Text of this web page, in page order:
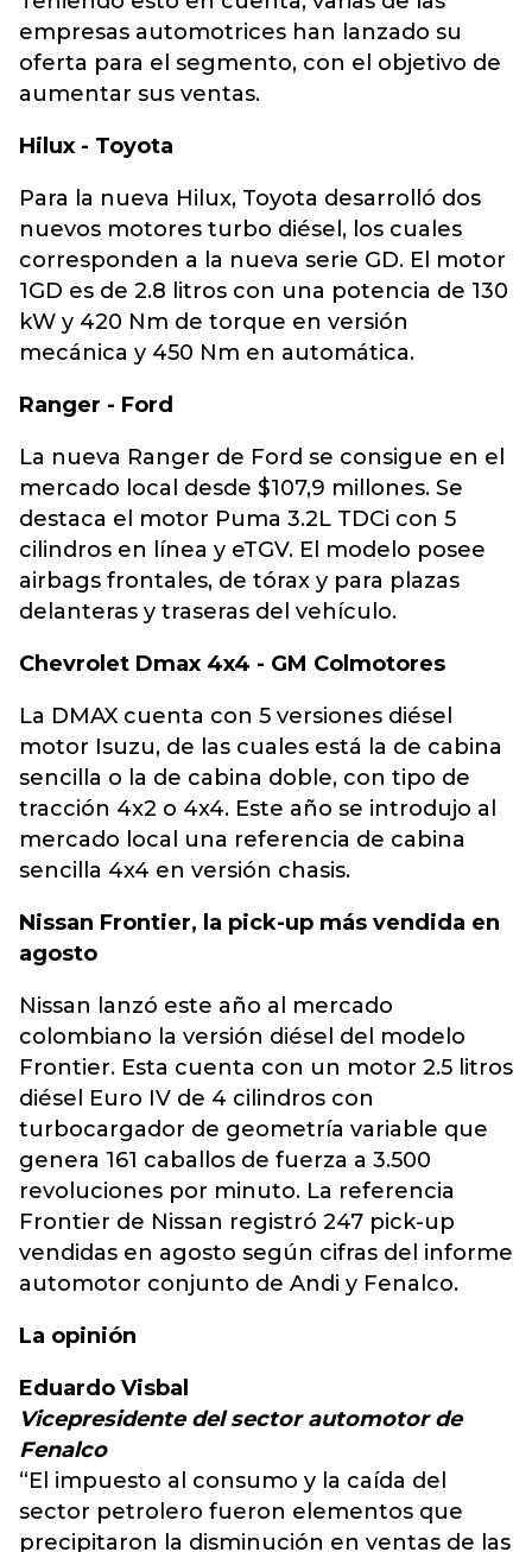
empresas automotrices han lanzado su
oferta para el segmento, con el objetivo de
aumentar sus ventas.
Hilux - Toyota
Para la nueva Hilux, Toyota desarrolló dos
nuevos motores turbo diésel, los cuales
corresponden a la nueva serie GD. El motor
1GD es de 2.8 litros con una potencia de 130
kW y 420 Nm de torque en versión
mecánica y 450 Nm en automática.
Ranger - Ford
La nueva Ranger de Ford se consigue en el
mercado local desde $107,9 millones. Se
destaca el motor Puma 3.2L TDCi con 5
cilindros en línea y eTGV. El modelo posee
airbags frontales, de tórax y para plazas
delanteras y traseras del vehículo.
Chevrolet Dmax 4x4 - GM Colmotores
La DMAX cuenta con 5 versiones diésel
motor Isuzu, de las cuales está la de cabina
sencilla o la de cabina doble, con tipo de
tracción 4x2 o 4x4. Este año se introdujo al
mercado local una referencia de cabina
sencilla 4x4 en versión chasis.
Nissan Frontier, la pick-up más vendida en
agosto
Nissan lanzó este año al mercado
colombiano la versión diésel del modelo
Frontier. Esta cuenta con un motor 2.5 litros
diésel Euro IV de 4 cilindros con
turbocargador de geometría variable que
genera 161 caballos de fuerza a 3.500
revoluciones por minuto. La referencia
Frontier de Nissan registró 247 pick-up
vendidas en agosto según cifras del informe
automotor conjunto de Andi y Fenalco.
La opinión
Eduardo Visbal
Vicepresidente del sector automotor de
Fenalco
“El impuesto al consumo y la caída del
sector petrolero fueron elementos que
precipitaron la disminución en ventas de las